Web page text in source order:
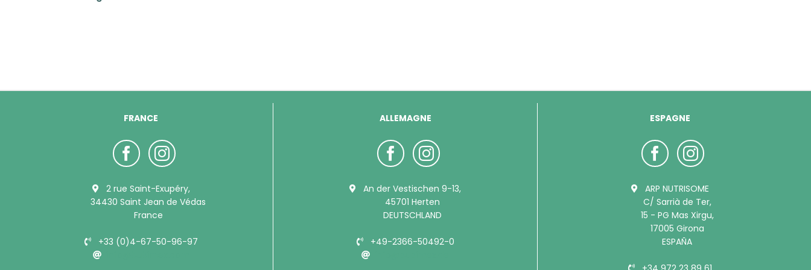
FRANCE
2 rue Saint-Exupéry,
34430 Saint Jean de Védas
France
+33 (0)4-67-50-96-97
ALLEMAGNE
An der Vestischen 9-13,
45701 Herten
DEUTSCHLAND
+49-2366-50492-0
ESPAGNE
ARP NUTRISOME
C/ Sarrià de Ter,
15 - PG Mas Xirgu,
17005 Girona
ESPAÑA